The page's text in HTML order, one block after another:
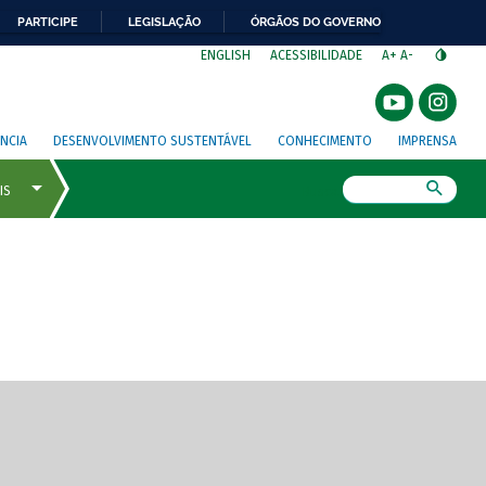
PARTICIPE LEGISLAÇÃO ÓRGÃOS DO GOVERNO
ENGLISH ACESSIBILIDADE A+ A-
DESENVOLVIMENTO SUSTENTÁVEL CONHECIMENTO IMPRENSA
de tela